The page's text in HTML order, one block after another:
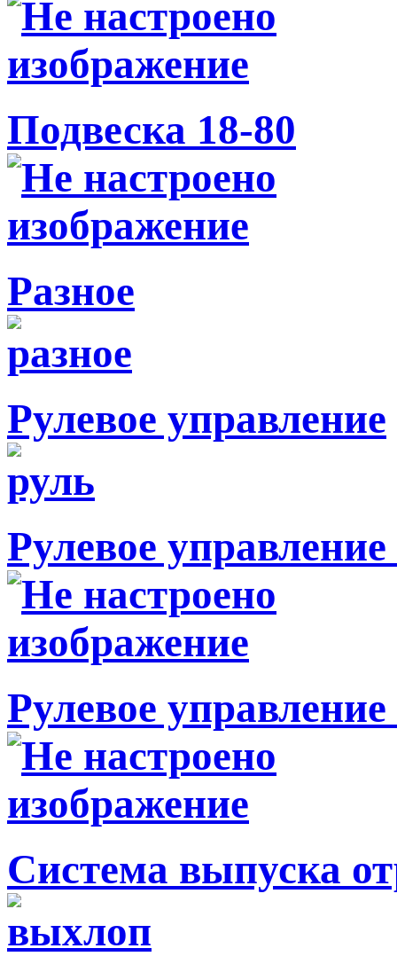
Подвеска 18-80
Разное
Рулевое управление
Рулевое управление
Рулевое управление
Система выпуска